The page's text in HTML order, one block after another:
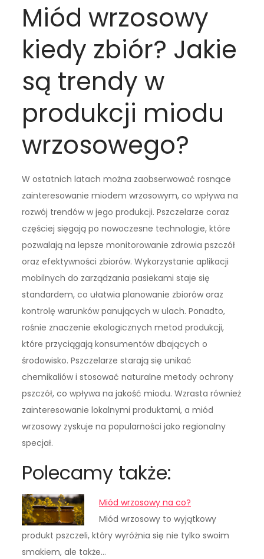
Miód wrzosowy
kiedy zbiór? Jakie
są trendy w
produkcji miodu
wrzosowego?
W ostatnich latach można zaobserwować rosnące
zainteresowanie miodem wrzosowym, co wpływa na
rozwój trendów w jego produkcji. Pszczelarze coraz
częściej sięgają po nowoczesne technologie, które
pozwalają na lepsze monitorowanie zdrowia pszczół
oraz efektywności zbiorów. Wykorzystanie aplikacji
mobilnych do zarządzania pasiekami staje się
standardem, co ułatwia planowanie zbiorów oraz
kontrolę warunków panujących w ulach. Ponadto,
rośnie znaczenie ekologicznych metod produkcji,
które przyciągają konsumentów dbających o
środowisko. Pszczelarze starają się unikać
chemikaliów i stosować naturalne metody ochrony
pszczół, co wpływa na jakość miodu. Wzrasta również
zainteresowanie lokalnymi produktami, a miód
wrzosowy zyskuje na popularności jako regionalny
specjał.
Polecamy także:
Miód wrzosowy na co?
Miód wrzosowy to wyjątkowy
produkt pszczeli, który wyróżnia się nie tylko swoim
smakiem, ale także…